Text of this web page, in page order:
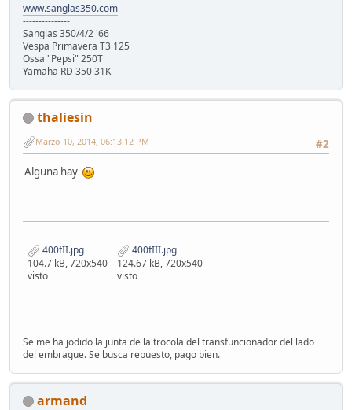
www.sanglas350.com
---------------
Sanglas 350/4/2 '66
Vespa Primavera T3 125
Ossa "Pepsi" 250T
Yamaha RD 350 31K
thaliesin
#2
Marzo 10, 2014, 06:13:12 PM
Alguna hay
400fII.jpg
104.7 kB, 720x540
visto
400fIII.jpg
124.67 kB, 720x540
visto
Se me ha jodido la junta de la trocola del transfuncionador del lado
del embrague. Se busca repuesto, pago bien.
armand